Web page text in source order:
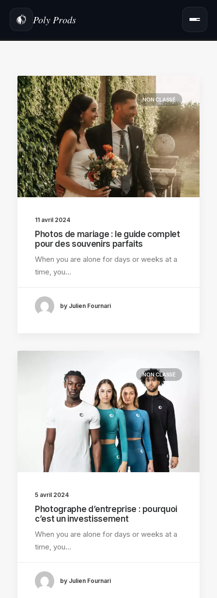
Poly Prods
NON CLASSÉ
11 avril 2024
Photos de mariage : le guide complet
pour des souvenirs parfaits
When you are alone for days or weeks at a
time, you…
by Julien Fournari
NON CLASSÉ
5 avril 2024
Photographe d’entreprise : pourquoi
c’est un investissement
When you are alone for days or weeks at a
time, you…
by Julien Fournari